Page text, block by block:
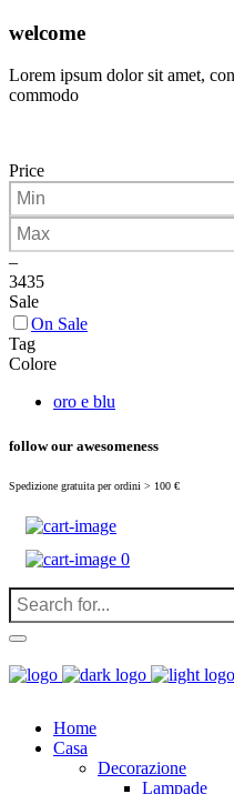
welcome
Lorem ipsum dolor sit amet,
commodo
Price
–
3435
Sale
On Sale
Tag
Colore
oro e blu
follow our awesomeness
Spedizione gratuita per ordini > 100 €
0
Home
Casa
Decorazione
Lampade